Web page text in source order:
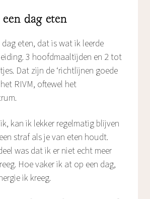
dag eten
dag eten, dat is wat ik leerde
3 hoofdmaaltijden en 2 tot
Dat zijn de ‘richtlijnen goede
RIVM, oftewel het
kan ik lekker regelmatig blijven
straf als je van eten houdt.
was dat ik er niet echt meer
Hoe vaker ik at op een dag,
ik kreeg.